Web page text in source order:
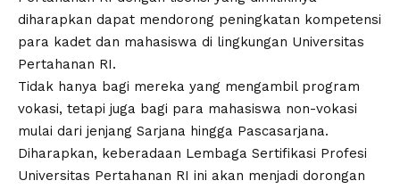
diharapkan dapat mendorong peningkatan kompetensi
para kadet dan mahasiswa di lingkungan Universitas
Pertahanan RI.
Tidak hanya bagi mereka yang mengambil program
vokasi, tetapi juga bagi para mahasiswa non-vokasi
mulai dari jenjang Sarjana hingga Pascasarjana.
Diharapkan, keberadaan Lembaga Sertifikasi Profesi
Universitas Pertahanan RI ini akan menjadi dorongan